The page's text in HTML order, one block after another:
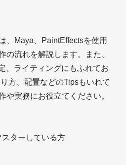
、Maya、PaintEffectsを使用
の流れを解説します。また、
、ライティングにもふれてお
方、配置などのTipsもいれて
や実務にお役立てください。
スターしている方